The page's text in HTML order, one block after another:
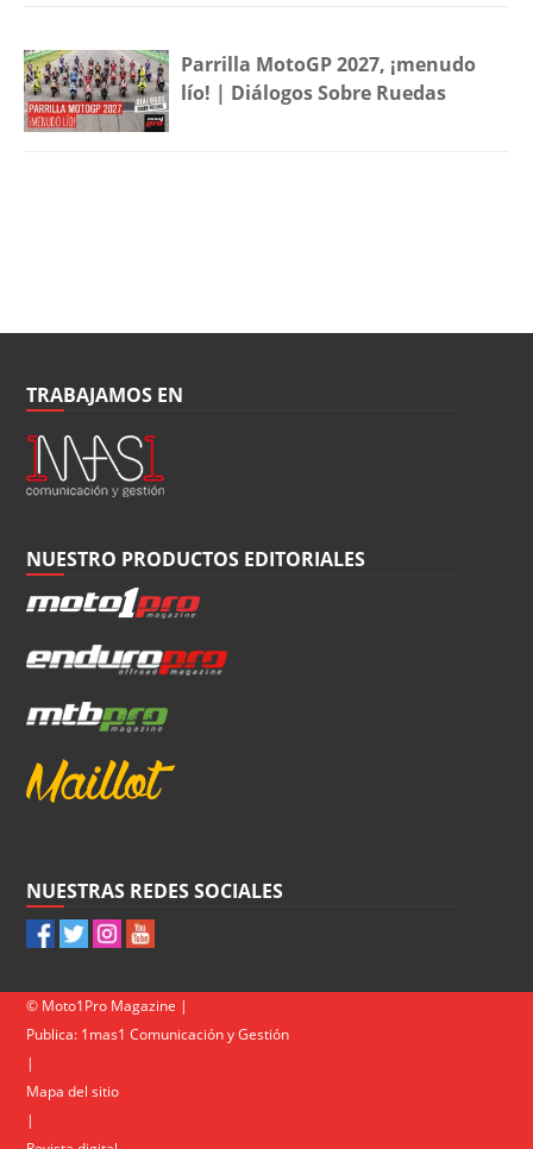
Parrilla MotoGP 2027, ¡menudo
lío! | Diálogos Sobre Ruedas
TRABAJAMOS EN
NUESTRO PRODUCTOS EDITORIALES
NUESTRAS REDES SOCIALES
© Moto1Pro Magazine |
Publica: 1mas1 Comunicación y Gestión
|
Mapa del sitio
|